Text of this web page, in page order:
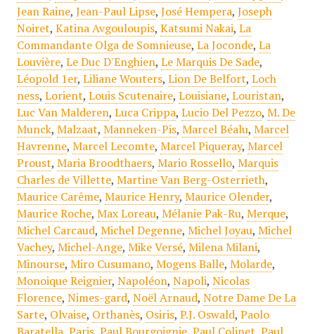
Jean Raine, Jean-Paul Lipse, José Hempera, Joseph
Noiret, Katina Avgouloupis, Katsumi Nakai, La
Commandante Olga de Somnieuse, La Joconde, La
Louvière, Le Duc D'Enghien, Le Marquis De Sade,
Léopold 1er, Liliane Wouters, Lion De Belfort, Loch
ness, Lorient, Louis Scutenaire, Louisiane, Louristan,
Luc Van Malderen, Luca Crippa, Lucio Del Pezzo, M. De
Munck, Malzaat, Manneken-Pis, Marcel Béalu, Marcel
Havrenne, Marcel Lecomte, Marcel Piqueray, Marcel
Proust, Maria Broodthaers, Mario Rossello, Marquis
Charles de Villette, Martine Van Berg-Osterrieth,
Maurice Carême, Maurice Henry, Maurice Olender,
Maurice Roche, Max Loreau, Mélanie Pak-Ru, Merque,
Michel Carcaud, Michel Degenne, Michel Joyau, Michel
Vachey, Michel-Ange, Mike Versé, Milena Milani,
Minourse, Miro Cusumano, Mogens Balle, Molarde,
Monoique Reignier, Napoléon, Napoli, Nicolas
Florence, Nimes-gard, Noël Arnaud, Notre Dame De La
Sarte, Olvaise, Orthanès, Osiris, P.J. Oswald, Paolo